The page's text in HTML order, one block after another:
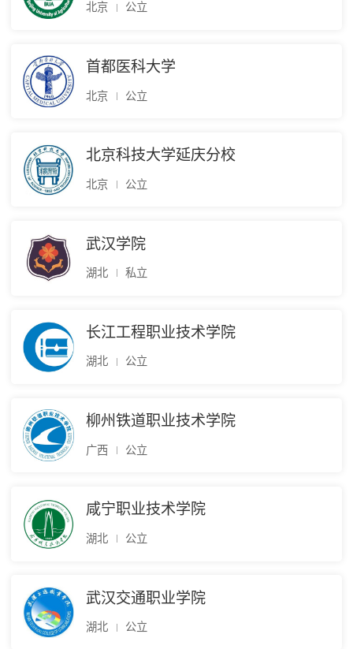
北京 公立
首都医科大学
北京 公立
北京科技大学延庆分校
北京 公立
武汉学院
湖北 私立
长江工程职业技术学院
湖北 公立
柳州铁道职业技术学院
广西 公立
咸宁职业技术学院
湖北 公立
武汉交通职业学院
湖北 公立